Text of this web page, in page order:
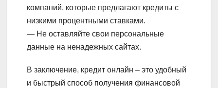
компаний, которые предлагают кредиты с
низкими процентными ставками.
— Не оставляйте свои персональные
данные на ненадежных сайтах.
В заключение, кредит онлайн – это удобный
и быстрый способ получения финансовой